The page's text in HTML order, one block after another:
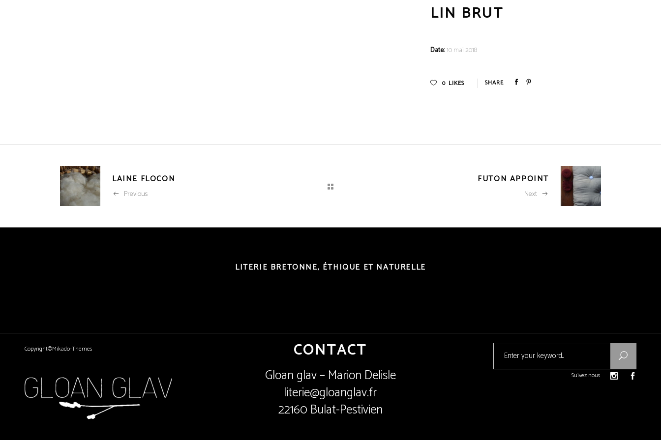
LIN BRUT
Date:10 mai 2018
0 LIKES
LAINE FLOCON
Previous
FUTON APPOINT
Next
LITERIE BRETONNE, ÉTHIQUE ET NATURELLE
Copyright©Mikado-Themes CONTACT
Gloan glav – Marion Delisle
literie@gloanglav.fr
22160 Bulat-Pestivien
Suivez nous